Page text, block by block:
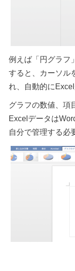
例えば「円グラフ
すると、カーソル
れ、自動的にExcel
グラフの数値、項
Excelデータは
自分で管理する必